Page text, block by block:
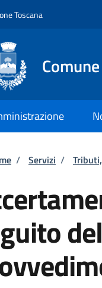
Toscana
di
/ Servizi /